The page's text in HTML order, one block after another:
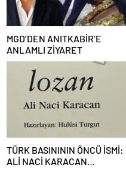
MGD’DEN ANITKABİR’E
ANLAMLI ZİYARET
TÜRK BASINININ ÖNCÜ İSMİ:
ALİ NACİ KARACAN